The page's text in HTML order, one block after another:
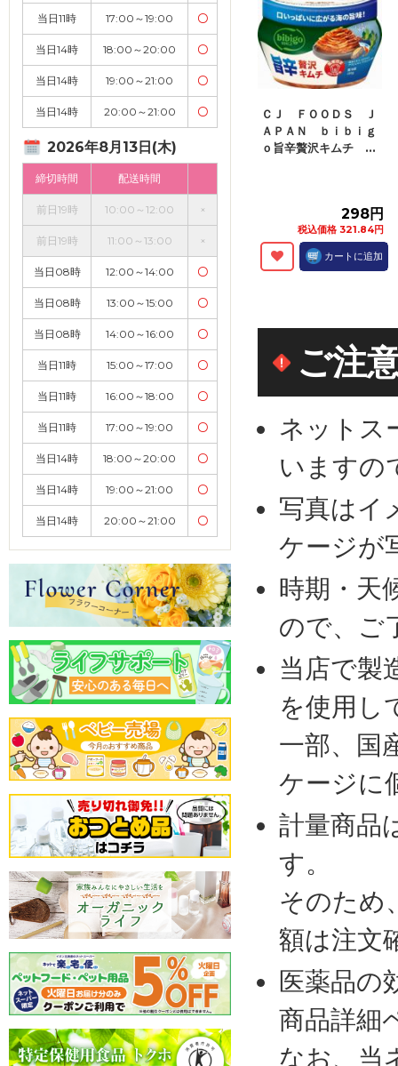
当日11時 17:00～19:00 〇
当日14時 18:00～20:00 〇
当日14時 19:00～21:00 〇
当日14時 20:00～21:00 〇
2026年8月13日(木)
締切時間 配送時間
前日19時 10:00～12:00 ×
前日19時 11:00～13:00 ×
当日08時 12:00～14:00 〇
当日08時 13:00～15:00 〇
当日08時 14:00～16:00 〇
当日11時 15:00～17:00 〇
当日11時 16:00～18:00 〇
当日11時 17:00～19:00 〇
当日14時 18:00～20:00 〇
当日14時 19:00～21:00 〇
当日14時 20:00～21:00 〇
ＣＪ ＦＯＯＤＳ Ｊ
ＡＰＡＮ ｂｉｂｉｇ
ｏ旨辛贅沢キムチ ...
298円
税込価格 321.84円
カートに追加
ご注
ネットス
いますの
写真はイ
ケージが
時期・天
ので、ご
当店で製
を使用し
一部、国
ケージに
計量商品
す。
そのため
額は注文
医薬品の
商品詳細
なお、当